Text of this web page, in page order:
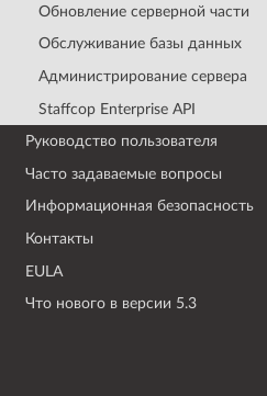
Обновление серверной части
Обслуживание базы данных
Администрирование сервера
Staffcop Enterprise API
Руководство пользователя
Часто задаваемые вопросы
Информационная безопасность
Контакты
EULA
Что нового в версии 5.3